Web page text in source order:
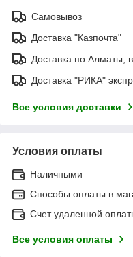
Самовывоз
Доставка "Казпочта"
Доставка по Алматы,
Доставка "РИКА"
Все условия доставки
Условия оплаты
Наличными
Способы оплаты в
Счет удаленной
Все условия оплаты